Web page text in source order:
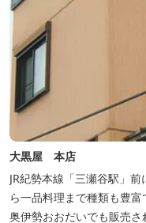
大黒屋 本店
JR紀勢本線「三瀬谷駅」
ら一品料理まで種類も豊
奥伊勢おおだいでも販売さ